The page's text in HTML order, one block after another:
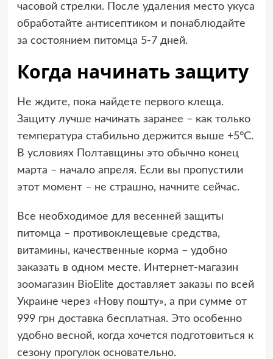
часовой стрелки. После удаления место укуса
обработайте антисептиком и понаблюдайте
за состоянием питомца 5-7 дней.
Когда начинать защиту
Не ждите, пока найдете первого клеща.
Защиту лучше начинать заранее – как только
температура стабильно держится выше +5°C.
В условиях Полтавщины это обычно конец
марта – начало апреля. Если вы пропустили
этот момент – не страшно, начните сейчас.
Все необходимое для весенней защиты
питомца – противоклещевые средства,
витамины, качественные корма – удобно
заказать в одном месте. Интернет-магазин
зоомагазин BioElite доставляет заказы по всей
Украине через «Нову пошту», а при сумме от
999 грн доставка бесплатная. Это особенно
удобно весной, когда хочется подготовиться к
сезону прогулок основательно.